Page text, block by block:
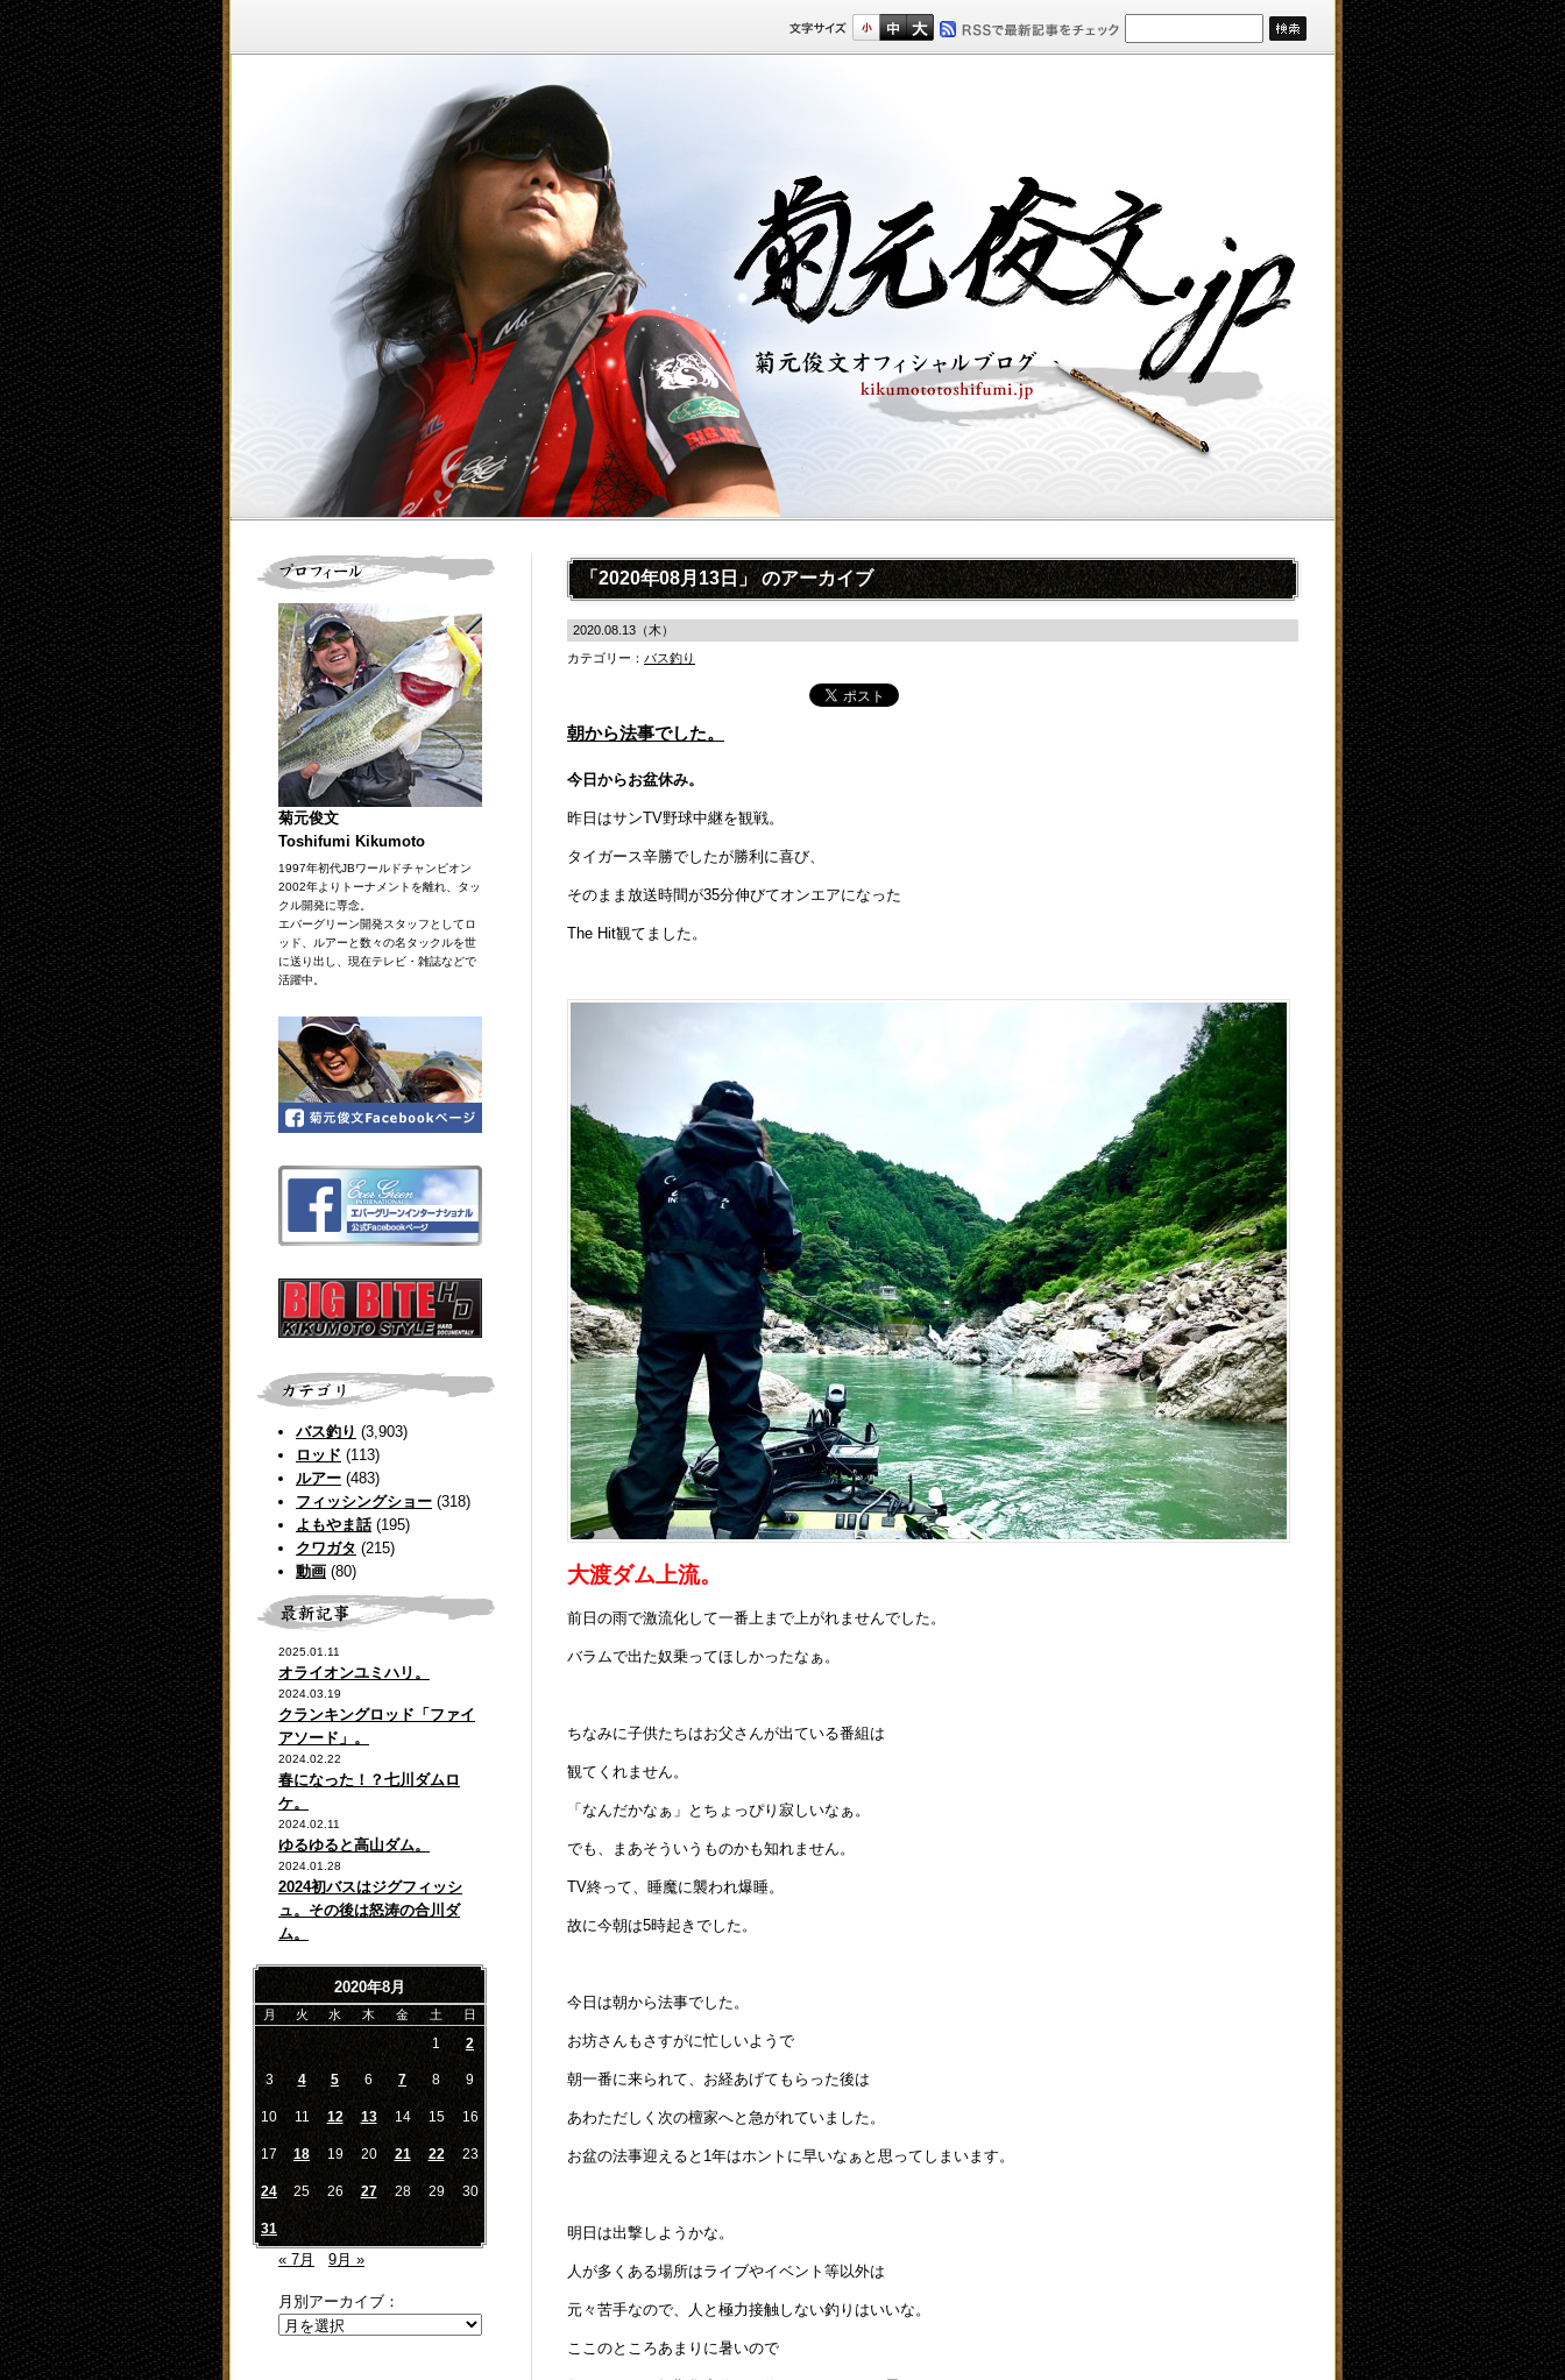
菊元俊文
Toshifumi Kikumoto
1997年初代JBワールドチャンピオン
2002年よりトーナメントを離れ、タッ
クル開発に専念。
エバーグリーン開発スタッフとしてロ
ッド、ルアーと数々の名タックルを世
に送り出し、現在テレビ・雑誌などで
活躍中。
バス釣り (3,903)
ロッド (113)
ルアー (483)
フィッシングショー (318)
よもやま話(195)
クワガタ (215)
動画 (80)
2025.01.11
オライオンユミハリ。
2024.03.19
クランキングロッド「ファイ
アソード」。
2024.02.22
春になった！？七川ダムロ
ケ。
2024.02.11
ゆるゆると高山ダム。
2024.01.28
2024初バスはジグフィッシ
ュ。その後は怒涛の合川ダ
ム。
2020年8月
月 火 水 木 金 土 日
1 2
3 4 5 6 7 8 9
10 11 12 13 14 15 16
17 18 19 20 21 22 23
24 25 26 27 28 29 30
31
« 7月 9月 »
月別アーカイブ：
「2020年08月13日」 のアーカイブ
2020.08.13（木）
カテゴリー： バス釣り
朝から法事でした。
今日からお盆休み。
昨日はサンTV野球中継を観戦。
タイガース辛勝でしたが勝利に喜び、
そのまま放送時間が35分伸びてオンエアになった
The Hit観てました。
大渡ダム上流。
前日の雨で激流化して一番上まで上がれませんでした。
バラムで出た奴乗ってほしかったなぁ。
ちなみに子供たちはお父さんが出ている番組は
観てくれません。
「なんだかなぁ」とちょっぴり寂しいなぁ。
でも、まあそういうものかも知れません。
TV終って、睡魔に襲われ爆睡。
故に今朝は5時起きでした。
今日は朝から法事でした。
お坊さんもさすがに忙しいようで
朝一番に来られて、お経あげてもらった後は
あわただしく次の檀家へと急がれていました。
お盆の法事迎えると1年はホントに早いなぁと思ってしまいます。
明日は出撃しようかな。
人が多くある場所はライブやイベント等以外は
元々苦手なので、人と極力接触しない釣りはいいな。
ここのところあまりに暑いので